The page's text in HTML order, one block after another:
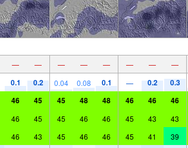
— — — — — — — —
0.1 0.2 0.04 0.08 0.1 — 0.2 0.3
46 45 45 48 48 46 46 46
46 45 45 46 46 45 43 43
46 43 45 46 46 45 41 39